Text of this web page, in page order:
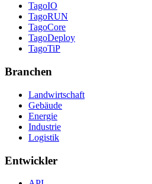
TagoIO
TagoRUN
TagoCore
TagoDeploy
TagoTiP
Branchen
Landwirtschaft
Gebäude
Energie
Industrie
Logistik
Entwickler